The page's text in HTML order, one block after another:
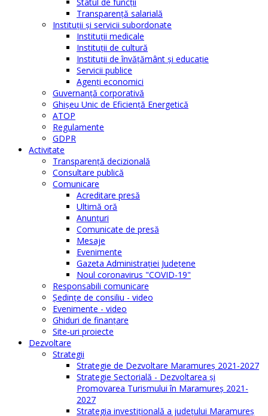
Transparență salarială
Instituţii şi servicii subordonate
Instituţii medicale
Instituţii de cultură
Instituţii de învăţământ şi educaţie
Servicii publice
Agenţi economici
Guvernanță corporativă
Ghişeu Unic de Eficienţă Energetică
ATOP
Regulamente
GDPR
Activitate
Transparenţă decizională
Consultare publică
Comunicare
Acreditare presă
Ultimă oră
Anunţuri
Comunicate de presă
Mesaje
Evenimente
Gazeta Administraţiei Judeţene
Noul coronavirus "COVID-19"
Responsabili comunicare
Şedinţe de consiliu - video
Evenimente - video
Ghiduri de finanţare
Site-uri proiecte
Dezvoltare
Strategii
Strategie de Dezvoltare Maramureș 2021-2027
Strategie Sectorială - Dezvoltarea și
Promovarea Turismului în Maramureș 2021-
2027
Strategia investiţională a județului Maramureș